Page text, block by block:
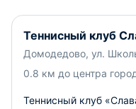
Теннисный клуб
Домодедово, ул.
0.8 км до центра
Теннисный клуб